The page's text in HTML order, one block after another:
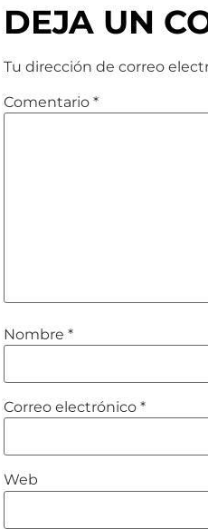
DEJA UN
Tu dirección de correo
Comentario *
Nombre *
Correo electrónico *
Web